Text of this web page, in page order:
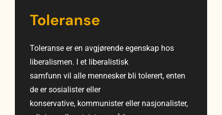
Toleranse
Toleranse er en avgjørende egenskap hos
liberalismen. I et liberalistisk
samfunn vil alle mennesker bli tolerert, enten
de er sosialister eller
konservative, kommunister eller nasjonalister,